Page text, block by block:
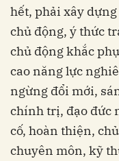
hết, phải xây
chủ động, ý thức
chủ động khắc
cao năng lực
ngừng đổi mới,
chính trị, đạo đức
cố, hoàn thiện,
chuyên môn, kỹ